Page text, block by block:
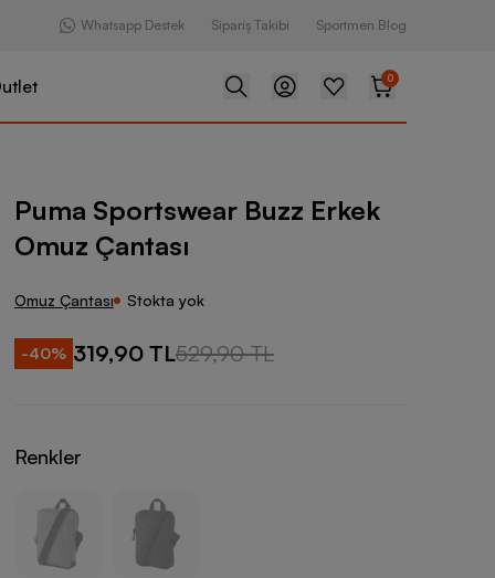
Whatsapp Destek Sipariş Takibi Sportmen Blog
0
Buzz Erkek Omuz Çantası
Puma Sportswear Buzz Erkek
Omuz Çantası
Omuz Çantası Stokta yok
-40% 319,90 TL529,90 TL
Renkler